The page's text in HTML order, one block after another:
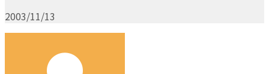
2003/11/13